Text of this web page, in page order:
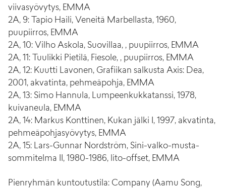
viivasyövytys, EMMA
2A, 9: Tapio Haili, Veneitä Marbellasta, 1960,
puupiirros, EMMA
2A, 10: Vilho Askola, Suovillaa, , puupiirros, EMMA
2A, 11: Tuulikki Pietilä, Fiesole, , puupiirros, EMMA
2A, 12: Kuutti Lavonen, Grafiikan salkusta Axis: Dea,
2001, akvatinta, pehmeäpohja, EMMA
2A, 13: Simo Hannula, Lumpeenkukkatanssi, 1978,
kuivaneula, EMMA
2A, 14: Markus Konttinen, Kukan jälki I, 1997, akvatinta,
pehmeäpohjasyövytys, EMMA
2A, 15: Lars-Gunnar Nordström, Sini-valko-musta-
sommitelma II, 1980-1986, lito-offset, EMMA
Pienryhmän kuntoutustila: Company (Aamu Song,